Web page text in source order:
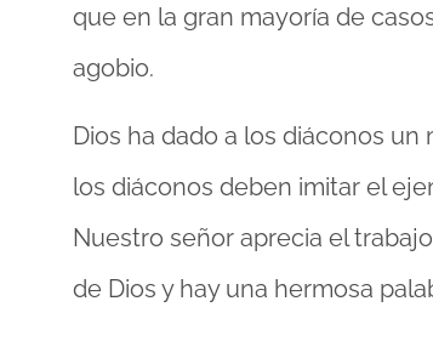
que en la gran mayoría de
agobio.
Dios ha dado a los diáconos
los diáconos deben imitar el
Nuestro señor aprecia el
de Dios y hay una hermosa